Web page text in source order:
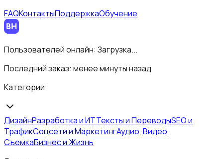
FAQКонтактыПоддержкаОбучение
Пользователей онлайн: Загрузка...
Последний заказ: менее минуты назад
Категории
ДизайнРазработка и ИТТексты и ПереводыSEO и
ТрафикСоцсети и МаркетингАудио, Видео,
СъемкаБизнес и Жизнь